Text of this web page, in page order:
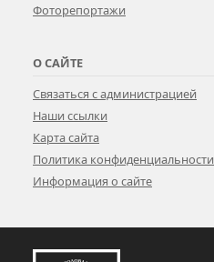
Фоторепортажи
О САЙТЕ
Связаться с администрацией
Наши ссылки
Карта сайта
Политика конфиденциальности
Информация о сайте